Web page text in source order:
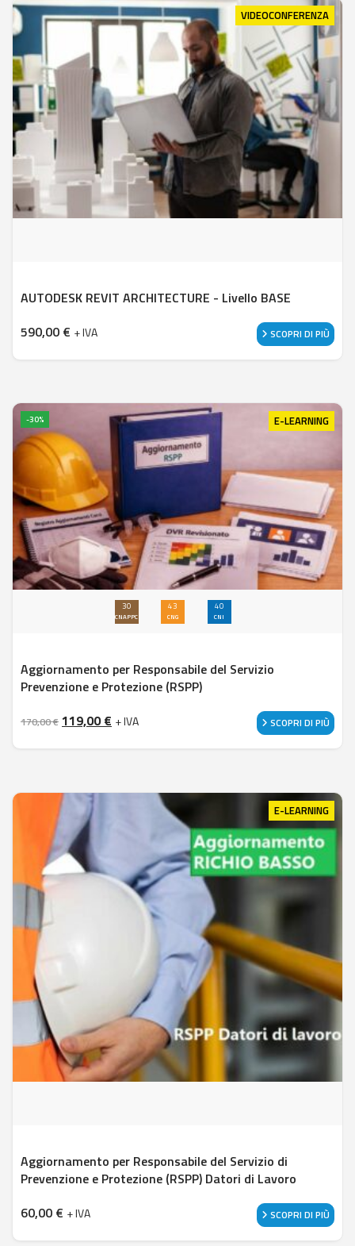
VIDEOCONFERENZA
AUTODESK REVIT ARCHITECTURE - Livello BASE
590,00 € + IVA SCOPRI DI PIÙ
-30% E-LEARNING
30
CNAPPC
43
CNG
40
CNI
Aggiornamento per Responsabile del Servizio
Prevenzione e Protezione (RSPP)
170,00€ Il prezzo originale era: 170,00 €.
119,00€ Il prezzo attuale è: 119,00 €.
+ IVA SCOPRI DI PIÙ
E-LEARNING
Aggiornamento per Responsabile del Servizio di
Prevenzione e Protezione (RSPP) Datori di Lavoro
60,00 € + IVA SCOPRI DI PIÙ